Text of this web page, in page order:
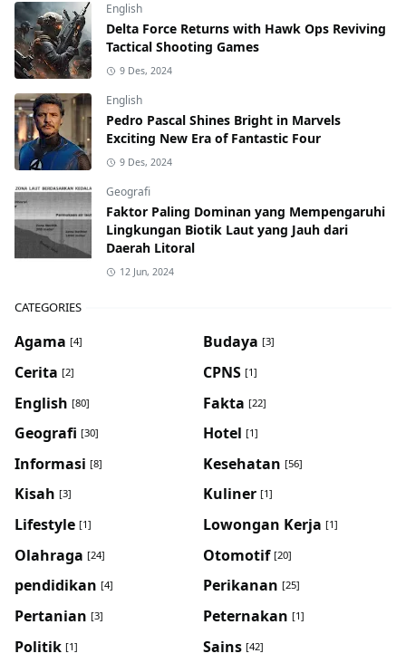
English
Delta Force Returns with Hawk Ops Reviving
Tactical Shooting Games
9 Des, 2024
English
Pedro Pascal Shines Bright in Marvels
Exciting New Era of Fantastic Four
9 Des, 2024
Geografi
Faktor Paling Dominan yang Mempengaruhi
Lingkungan Biotik Laut yang Jauh dari
Daerah Litoral
12 Jun, 2024
CATEGORIES
Agama [4] Budaya [3]
Cerita [2] CPNS [1]
English [80] Fakta [22]
Geografi [30] Hotel [1]
Informasi [8] Kesehatan [56]
Kisah [3] Kuliner [1]
Lifestyle [1] Lowongan Kerja [1]
Olahraga [24] Otomotif [20]
pendidikan [4] Perikanan [25]
Pertanian [3] Peternakan [1]
Politik [1] Sains [42]